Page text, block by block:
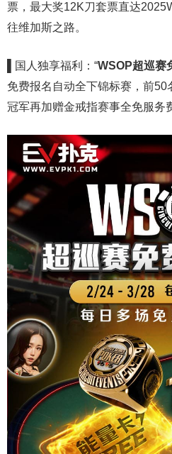
票，最大奖12K刀套票直达
往维加斯之路。
国人独享福利：“WSOP超巡赛
免费报名自动全下锦标赛，前50
冠军再加赠金戒指赛事全免服务